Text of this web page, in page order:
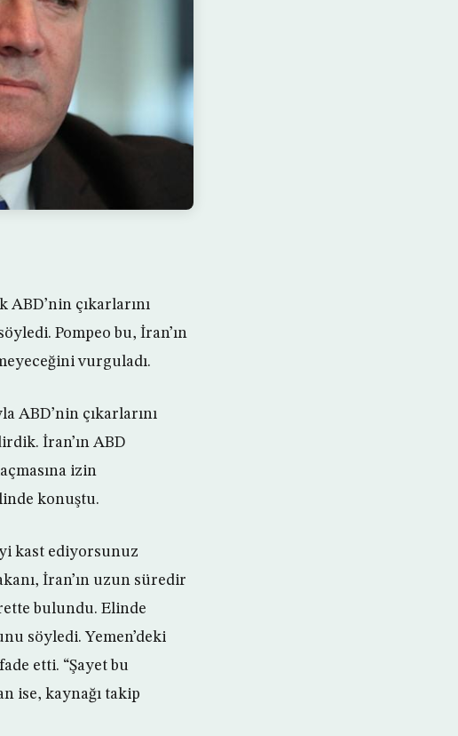
ABD’nin çıkarlarını
Pompeo bu, İran’ın
vurguladı.
ABD’nin çıkarlarını
İran’ın ABD
izin
konuştu.
kast ediyorsunuz
İran’ın uzun süredir
bulundu. Elinde
söyledi. Yemen’deki
etti. “Şayet bu
ise, kaynağı takip